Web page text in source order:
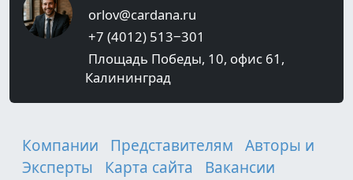
orlov@cardana.ru
+7 (4012) 513‒301
Площадь Победы, 10, офис 61,
Калининград
Компании Представителям
Авторы и
Эксперты
Карта сайта
Вакансии